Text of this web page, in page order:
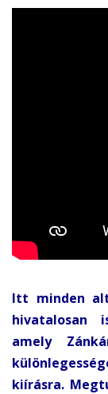
Itt minden
hivatalosan
amely
kiírásra.